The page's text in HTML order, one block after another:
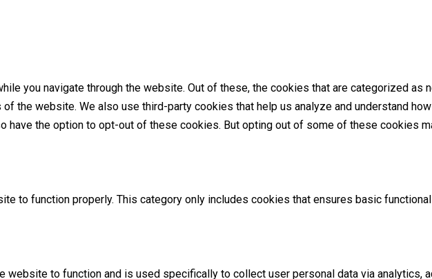
you navigate through the website. Out of these, the cookies that are categorized as
the website. We also use third-party cookies that help us analyze and understand
have the option to opt-out of these cookies. But opting out of some of these cookies
to function properly. This category only includes cookies that ensures basic
website to function and is used specifically to collect user personal data via analytics,